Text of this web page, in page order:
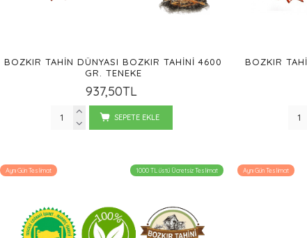
BOZKIR TAHIN DÜNYASI BOZKIR TAHINI 4600
GR. TENEKE
937,50TL
SEPETE EKLE
BOZKIR
Aynı Gün Teslimat 1000 TL üstü Ücretsiz Teslimat Aynı Gün Teslimat